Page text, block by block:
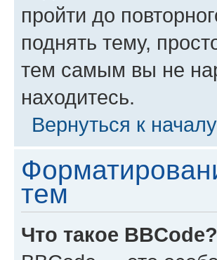
пройти до
поднять тему,
тем самым вы не
находитесь.
Вернуться к началу
тем
Что такое BBCode?